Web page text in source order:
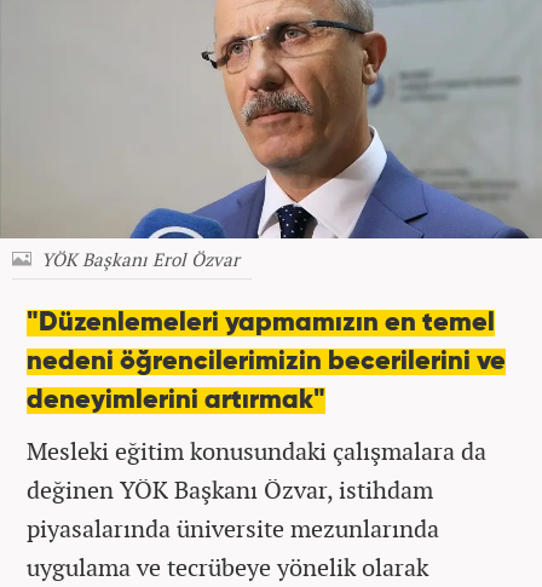
YÖK Başkanı Erol Özvar
"Düzenlemeleri yapmamızın en temel
nedeni öğrencilerimizin becerilerini ve
deneyimlerini artırmak"
Mesleki eğitim konusundaki çalışmalara da
değinen YÖK Başkanı Özvar, istihdam
piyasalarında üniversite mezunlarında
uygulama ve tecrübeye yönelik olarak